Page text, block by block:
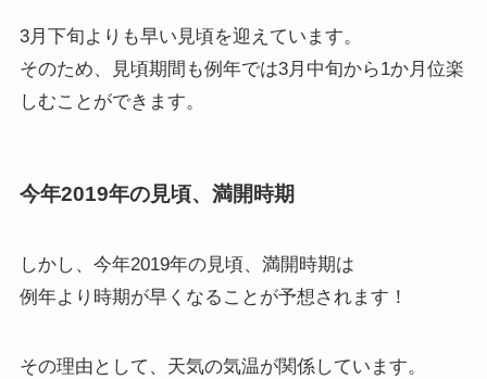
3月下旬よりも早い見頃を迎えています。
そのため、見頃期間も例年では3月中旬から1か月位楽
しむことができます。
今年2019年の見頃、満開時期
しかし、今年2019年の見頃、満開時期は
例年より時期が早くなることが予想されます！
その理由として、天気の気温が関係しています。